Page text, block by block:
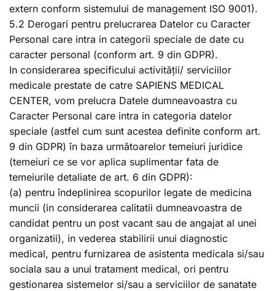
extern conform sistemului de management ISO 9001).
5.2 Derogari pentru prelucrarea Datelor cu Caracter
Personal care intra in categorii speciale de date cu
caracter personal (conform art. 9 din GDPR).
In considerarea specificului activității/ serviciilor
medicale prestate de catre SAPIENS MEDICAL
CENTER, vom prelucra Datele dumneavoastra cu
Caracter Personal care intra in categoria datelor
speciale (astfel cum sunt acestea definite conform art.
9 din GDPR) în baza următoarelor temeiuri juridice
(temeiuri ce se vor aplica suplimentar fata de
temeiurile detaliate de art. 6 din GDPR):
(a) pentru îndeplinirea scopurilor legate de medicina
muncii (in considerarea calitatii dumneavoastra de
candidat pentru un post vacant sau de angajat al unei
organizatii), in vederea stabilirii unui diagnostic
medical, pentru furnizarea de asistenta medicala si/sau
sociala sau a unui tratament medical, ori pentru
gestionarea sistemelor si/sau a serviciilor de sanatate